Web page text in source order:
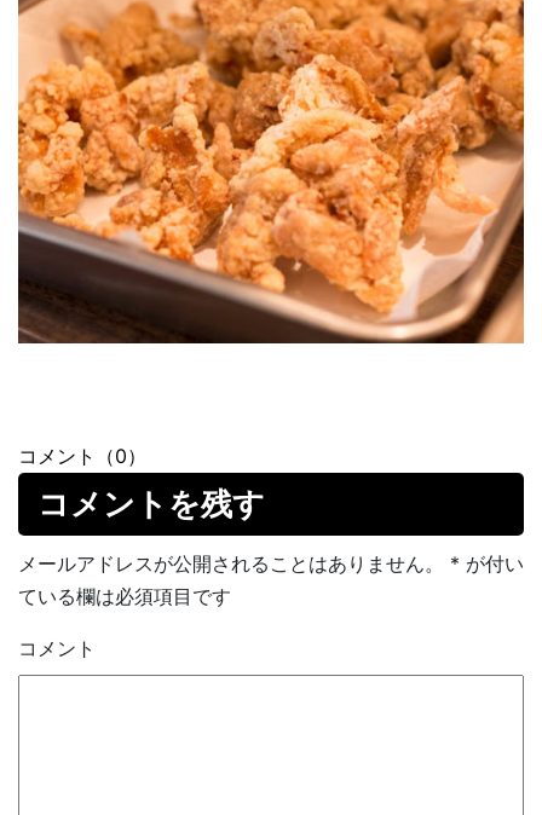
コメント（0）
コメントを残す
メールアドレスが公開されることはありません。 * が付い
ている欄は必須項目です
コメント